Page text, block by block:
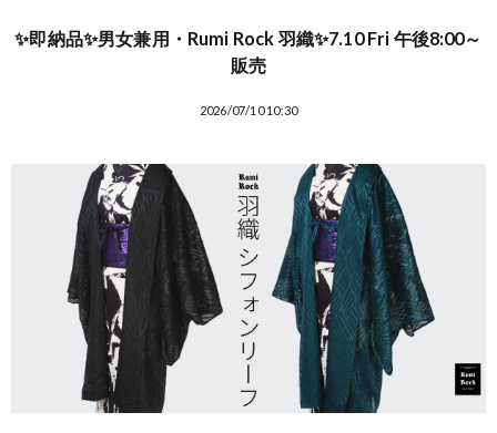
✨即納品✨男女兼用・Rumi Rock 羽織✨7.10 Fri 午後8:00～
販売
2026/07/10 10:30